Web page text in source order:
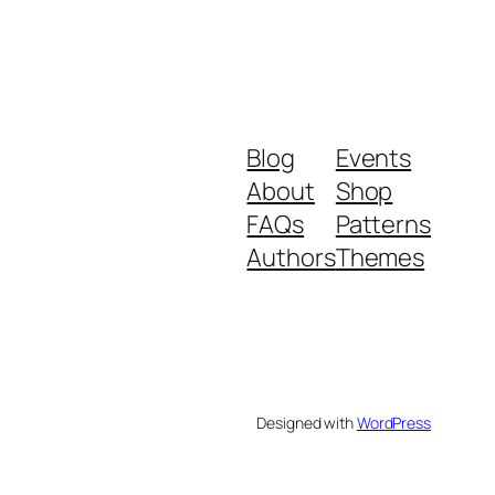
Blog
About
FAQs
Authors
Events
Shop
Patterns
Themes
Designed withWordPress